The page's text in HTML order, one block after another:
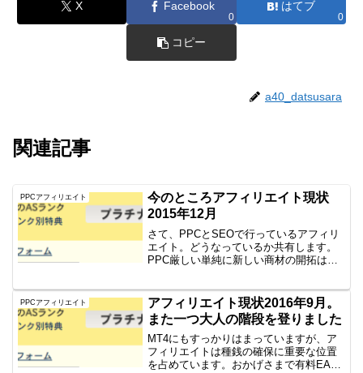
X Facebook
0
はてブ
0
コピー
a40_datsusara
関連記事
PPCアフィリエイト
今のところアフィリエイト現状
2015年12月
さて、PPCとSEOで行っているアフィリ
エイト。どうなっているか共有します。
PPC厳しい単純に新しい商材の開拓はし
の承認率良いものも、ポコポコも売れな
くなってきました...
PPCアフィリエイト
アフィリエイト現状2016年9月。
また一つ大人の階段を登りました
MT4にもすっかりはまっていますが、ア
フィリエイトは種銭の確保に重要な位置
を占めています。おかげさまで有料EAを